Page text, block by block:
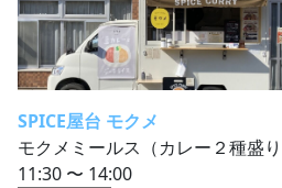
SPICE屋台 モクメ
モクメミールス（カレー２種盛
11:30 〜 14:00